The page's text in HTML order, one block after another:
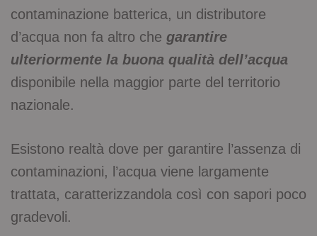
contaminazione batterica, un distributore
d’acqua non fa altro che garantire
ulteriormente la buona qualità dell’acqua
disponibile nella maggior parte del territorio
nazionale.
Esistono realtà dove per garantire l’assenza di
contaminazioni, l’acqua viene largamente
trattata, caratterizzandola così con sapori poco
gradevoli.